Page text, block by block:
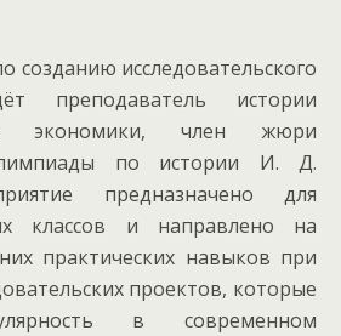
созданию исследовательского
преподаватель истории
экономики, член жюри
по истории И. Д.
предназначено для
классов и направлено на
практических навыков при
проектов, которые
в современном